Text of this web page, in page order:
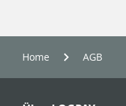
Home AGB